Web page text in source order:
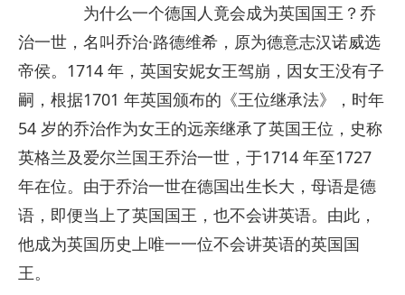
为什么一个德国人竟会成为英国国王？乔
治一世，名叫乔治·路德维希，原为德意志汉诺威选
帝侯。1714 年，英国安妮女王驾崩，因女王没有子
嗣，根据1701 年英国颁布的《王位继承法》，时年
54 岁的乔治作为女王的远亲继承了英国王位，史称
英格兰及爱尔兰国王乔治一世，于1714 年至1727
年在位。由于乔治一世在德国出生长大，母语是德
语，即便当上了英国国王，也不会讲英语。由此，
他成为英国历史上唯一一位不会讲英语的英国国
王。